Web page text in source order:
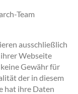
Team
ausschließlich
Webseite
Gewähr für
der in diesem
hat ihre Daten